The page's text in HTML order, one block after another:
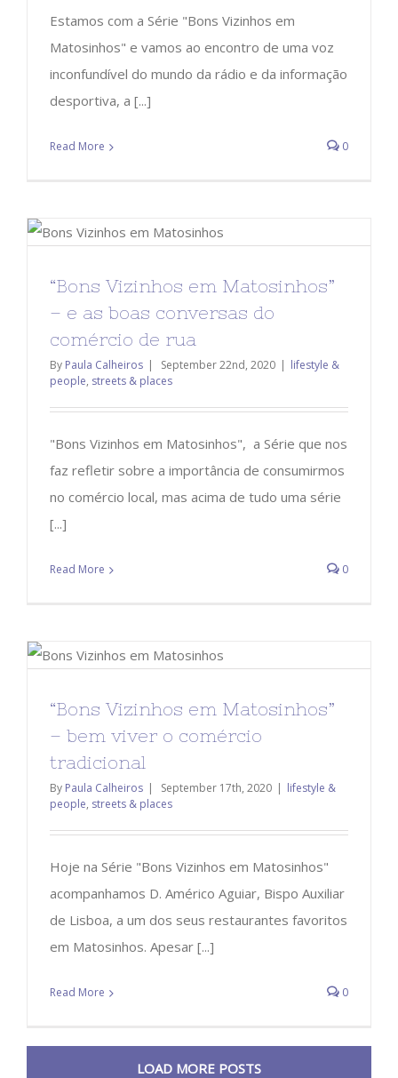
Estamos com a Série "Bons Vizinhos em
Matosinhos" e vamos ao encontro de uma voz
inconfundível do mundo da rádio e da informação
desportiva, a [...]
Read More 0
“Bons Vizinhos em Matosinhos”
– e as boas conversas do
comércio de rua
By Paula Calheiros | September 22nd, 2020 | lifestyle &
people, streets & places
"Bons Vizinhos em Matosinhos", a Série que nos
faz refletir sobre a importância de consumirmos
no comércio local, mas acima de tudo uma série
[...]
Read More 0
“Bons Vizinhos em Matosinhos”
– bem viver o comércio
tradicional
By Paula Calheiros | September 17th, 2020 | lifestyle &
people, streets & places
Hoje na Série "Bons Vizinhos em Matosinhos"
acompanhamos D. Américo Aguiar, Bispo Auxiliar
de Lisboa, a um dos seus restaurantes favoritos
em Matosinhos. Apesar [...]
Read More 0
LOAD MORE POSTS